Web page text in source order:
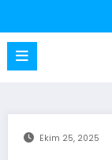
Ekim 25, 2025